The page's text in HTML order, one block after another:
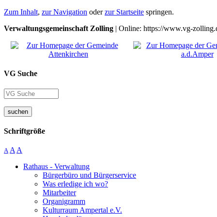
Zum Inhalt, zur Navigation oderzur Startseite springen.
Verwaltungsgemeinschaft Zolling | Online: https://www.vg-
VG Suche
suchen
Schriftgröße
A A A
Rathaus - Verwaltung
Bürgerbüro und Bürgerservice
Was erledige ich wo?
Mitarbeiter
Organigramm
Kulturraum Ampertal e.V.